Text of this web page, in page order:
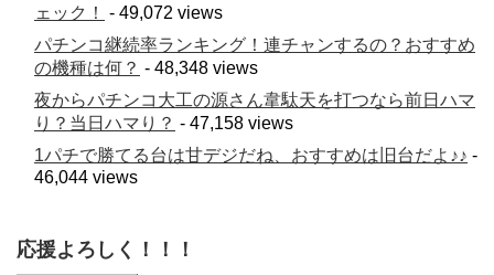
ェック！
- 49,072 views
パチンコ継続率ランキング！連チャンするの？おすすめ
の機種は何？ - 48,348 views
夜からパチンコ大工の源さん韋駄天を打つなら前日ハマ
り？当日ハマり？ - 47,158 views
1パチで勝てる台は甘デジだね、おすすめは旧台だよ♪♪ -
46,044 views
応援よろしく！！！